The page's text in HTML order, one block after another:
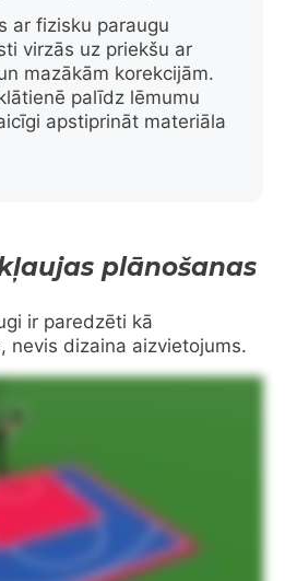
ar fizisku paraugu
virzās uz priekšu ar
mazākām korekcijām.
palīdz lēmumu
apstiprināt materiāla
plānošanas
ir paredzēti kā
nevis dizaina aizvietojums.